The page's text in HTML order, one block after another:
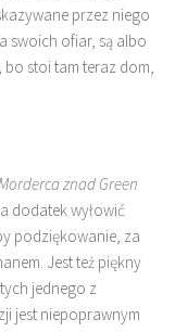
przez niego
swoich ofiar, są albo
bo stoi tam teraz dom,
znad Green
dodatek wyłowić
podziękowanie, za
Jest też piękny
jednego z
jest niepoprawnym